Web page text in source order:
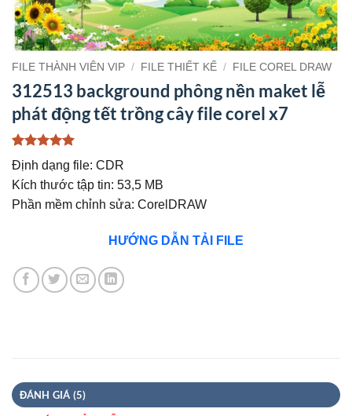
FILE THÀNH VIÊN VIP / FILE THIẾT KẾ / FILE COREL DRAW
312513 background phông nền maket lễ
phát động tết trồng cây file corel x7
5trên 5
dựa trên
4
đánh giá
Định dạng file: CDR
Kích thước tập tin: 53,5 MB
Phần mềm chỉnh sửa: CorelDRAW
HƯỚNG DẪN TẢI FILE
ĐÁNH GIÁ (5)